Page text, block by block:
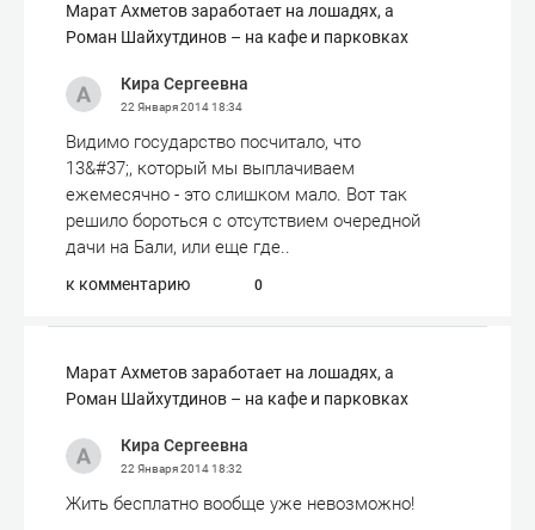
Марат Ахметов заработает на лошадях, а
Роман Шайхутдинов – на кафе и парковках
Кира Сергеевна
22 Января 201418:34
Видимо государство посчитало, что
13&#37;, который мы выплачиваем
ежемесячно - это слишком мало. Вот так
решило бороться с отсутствием очередной
дачи на Бали, или еще где..
к комментарию 0
Марат Ахметов заработает на лошадях, а
Роман Шайхутдинов – на кафе и парковках
Кира Сергеевна
22 Января 201418:32
Жить бесплатно вообще уже невозможно!